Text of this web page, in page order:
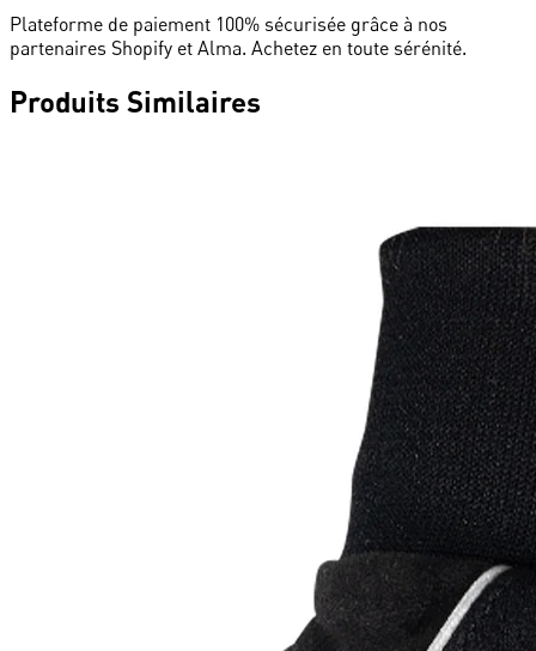
Plateforme de paiement 100% sécurisée grâce à nos
partenaires Shopify et Alma. Achetez en toute sérénité.
Produits Similaires